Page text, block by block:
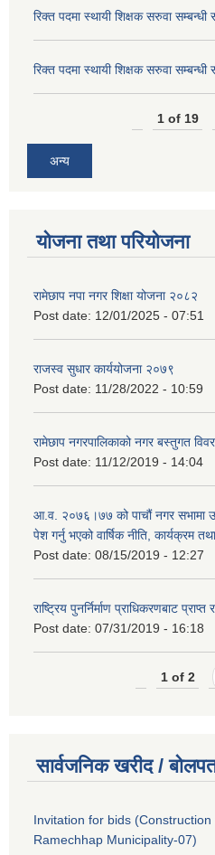
रिक्त पदमा स्थायी शिक्षक सरुवा सम्बन्धी
रिक्त पदमा स्थायी शिक्षक सरुवा सम्बन्धी
1 of 19
अन्य
योजना तथा परियोजना
रामेछाप नपा नगर शिक्षा योजना २०८२
Post date: 12/01/2025 - 07:51
राजस्व सुधार कार्ययोजना २०७९
Post date: 11/28/2022 - 10:59
रामेछाप नगरपालिकाको नगर बस्तुगत
Post date: 11/12/2019 - 14:04
आ.व. २०७६।७७ को पाचौं नगर
पेश गर्नु भएको वार्षिक नीति, कार्यक्रम
Post date: 08/15/2019 - 12:27
राष्ट्रिय पुनर्निर्माण प्राधिकरणबाट
Post date: 07/31/2019 - 16:18
1 of 2
सार्वजनिक खरीद /
Invitation for bids
Ramechhap Municipality-07)